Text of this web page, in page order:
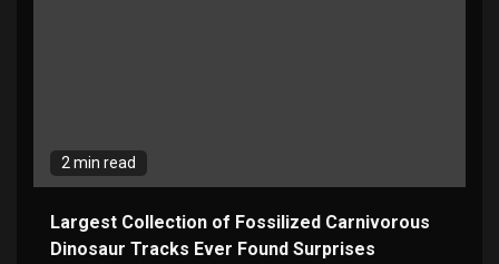
2 min read
Largest Collection of Fossilized Carnivorous
Dinosaur Tracks Ever Found Surprises